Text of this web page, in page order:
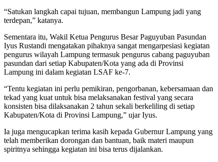
“Satukan langkah capai tujuan, membangun Lampung jadi yang
terdepan,” katanya.
Sementara itu, Wakil Ketua Pengurus Besar Paguyuban Pasundan
Iyus Rustandi mengatakan pihaknya sangat mengarpesiasi kegiatan
pengurus wilayah Lampung termasuk pengurus cabang paguyuban
pasundan dari setiap Kabupaten/Kota yang ada di Provinsi
Lampung ini dalam kegiatan LSAF ke-7.
“Tentu kegiatan ini perlu pemikiran, pengorbanan, kebersamaan dan
tekad yang kuat untuk bisa melaksanakan festival yang secara
konsisten bisa dilaksanakan 2 tahun sekali berkeliling di setiap
Kabupaten/Kota di Provinsi Lampung,” ujar Iyus.
Ia juga mengucapkan terima kasih kepada Gubernur Lampung yang
telah memberikan dorongan dan bantuan, baik materi maupun
spiritnya sehingga kegiatan ini bisa terus dijalankan.